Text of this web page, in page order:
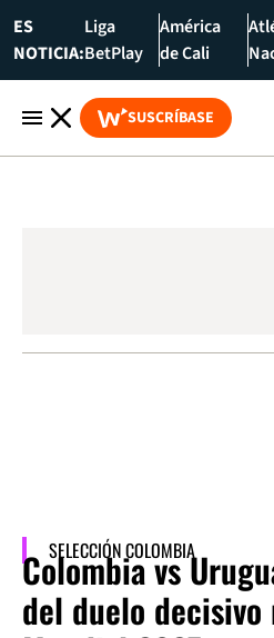
ES
NOTICIA:
Liga
BetPlay
América
de Cali
SUSCRÍBASE
SELECCIÓN COLOMBIA
Colombia vs
del duelo decisivo